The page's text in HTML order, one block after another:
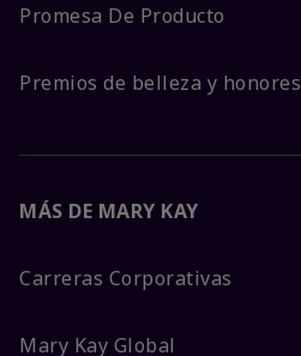
Promesa De Producto
Premios de belleza y honores
MÁS DE MARY KAY
Carreras Corporativas
Mary Kay Global